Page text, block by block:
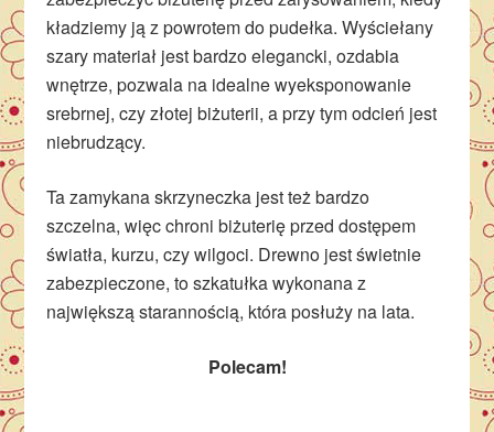
kładziemy ją z powrotem do pudełka. Wyściełany
szary materiał jest bardzo elegancki, ozdabia
wnętrze, pozwala na idealne wyeksponowanie
srebrnej, czy złotej biżuterii, a przy tym odcień jest
niebrudzący.
Ta zamykana skrzyneczka jest też bardzo
szczelna, więc chroni biżuterię przed dostępem
światła, kurzu, czy wilgoci. Drewno jest świetnie
zabezpieczone, to szkatułka wykonana z
największą starannością, która posłuży na lata.
Polecam!